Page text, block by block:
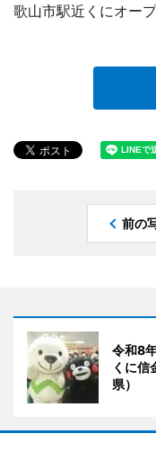
歌山市駅近くにオー
前の
令和8
くに信
県）